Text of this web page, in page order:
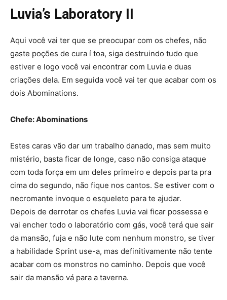
Luvia’s Laboratory II
Aqui você vai ter que se preocupar com os chefes, não
gaste poções de cura í toa, siga destruindo tudo que
estiver e logo você vai encontrar com Luvia e duas
criações dela. Em seguida você vai ter que acabar com os
dois Abominations.
Chefe: Abominations
Estes caras vão dar um trabalho danado, mas sem muito
mistério, basta ficar de longe, caso não consiga ataque
com toda força em um deles primeiro e depois parta pra
cima do segundo, não fique nos cantos. Se estiver com o
necromante invoque o esqueleto para te ajudar.
Depois de derrotar os chefes Luvia vai ficar possessa e
vai encher todo o laboratório com gás, você terá que sair
da mansão, fuja e não lute com nenhum monstro, se tiver
a habilidade Sprint use-a, mas definitivamente não tente
acabar com os monstros no caminho. Depois que você
sair da mansão vá para a taverna.